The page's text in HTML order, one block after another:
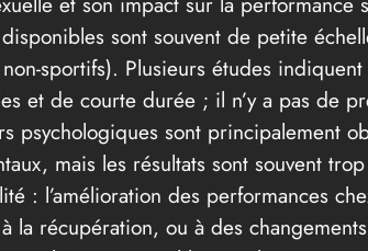
sont souvent de petite
sportifs). Plusieurs études
et de courte durée ; il n’y a pas de
psychologiques sont principalement
mais les résultats sont souvent
: l’amélioration des performances
la récupération, ou à des